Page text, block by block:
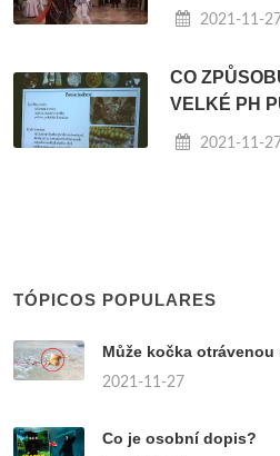
2021-11-
CO
VELKÉ PH
2021-11-
TÓPICOS POPULARES
Může kočka otrávenou
2021-11-27
Co je osobní dopis?